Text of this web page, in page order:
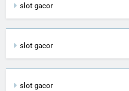
slot gacor
slot gacor
slot gacor